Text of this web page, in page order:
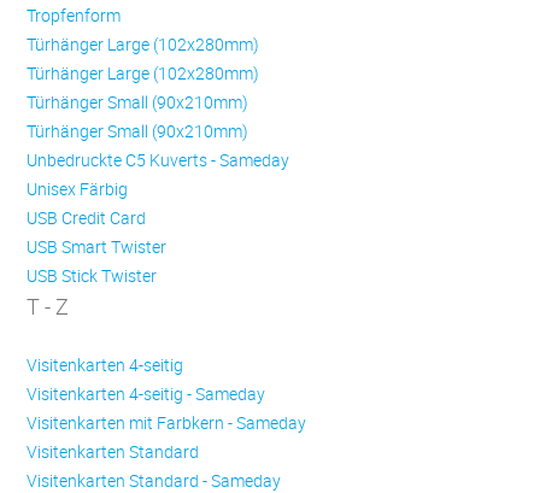
Trop­fen­form
Türhänger Large (102x280mm)
Türhänger Large (102x280mm)
Türhänger Small (90x210mm)
Türhänger Small (90x210mm)
Unbedruckte C5 Kuverts - Sameday
Unisex Färbig
USB Credit Card
USB Smart Twister
USB Stick Twister
T - Z
Visitenkarten 4-seitig
Visitenkarten 4-seitig - Sameday
Visitenkarten mit Farbkern - Sameday
Visitenkarten Standard
Visitenkarten Standard - Sameday